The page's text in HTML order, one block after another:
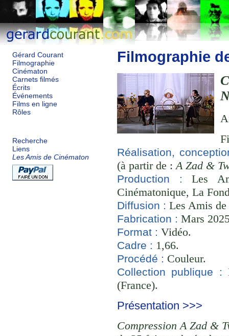
Gérard Courant
Filmographie
Cinématon
Carnets filmés
Écrits
Événements
Films en ligne
Rôles
Recherche
Liens
Les Amis de Cinématon
Filmographie
Réalisation,
(à partir de :A Zad &
Production :
Les
Cinématonique, La
Diffusion : Les Amis
Fabrication : Mars
Format : Vidéo.
Cadre : 1,66.
Procédé : Couleur.
Collection publique :
(France).
Présentation >>>
Compression A Zad &